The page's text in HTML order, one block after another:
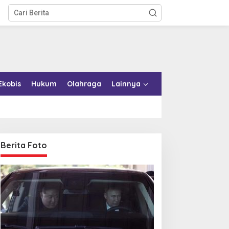
Hukum Olahraga Lainnya
Berita Foto